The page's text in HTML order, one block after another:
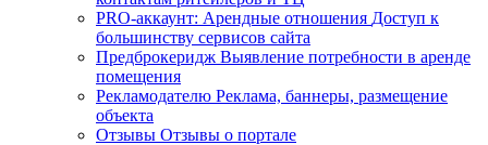
PRO-аккаунт: Арендные отношения Доступ к
большинству сервисов сайта
Предброкеридж Выявление потребности в аренде
помещения
Рекламодателю Реклама, баннеры, размещение
объекта
Отзывы Отзывы о портале